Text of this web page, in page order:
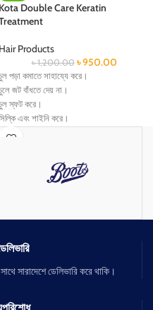
Kota Double Care Keratin
Hair Products
৳1,200.00 ৳950.00
পড়া কমাতে সাহায্যে করে।
জট বাঁধতে দেয় না।
স্ফট করে।
এবং শাইনি করে।
ঘরে বসে খুব সহজেই চুলের বাড়িতে কেয়ার করা যায়
সারাদেশে ডেলিভারি করে থাকি।